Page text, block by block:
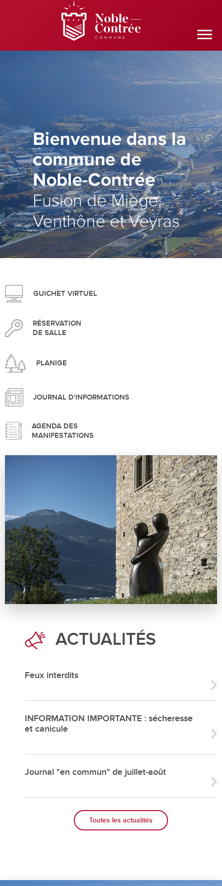
>
GUICHET VIRTUEL
RÉSERVATION
DE SALLE
PLANIGE
JOURNAL D'INFORMATIONS
AGENDA DES
MANIFESTATIONS
ACTUALITÉS
Feux interdits
INFORMATION IMPORTANTE : sécheresse
et canicule
Journal "en commun" de juillet-août
Toutes les actualités